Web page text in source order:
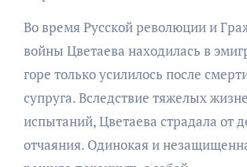
Во время Русской революции и
войны Цветаева находилась в
горе только усилилось после
супруга. Вследствие тяжелых
испытаний, Цветаева страдала от
отчаяния. Одинокая и